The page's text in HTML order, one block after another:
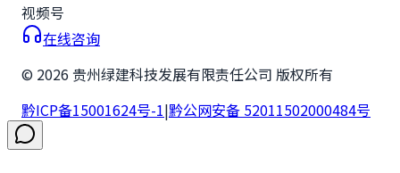
视频号
在线咨询
© 2026 贵州绿建科技发展有限责任公司 版权所有
黔ICP备15001624号-1|黔公网安备 52011502000484号